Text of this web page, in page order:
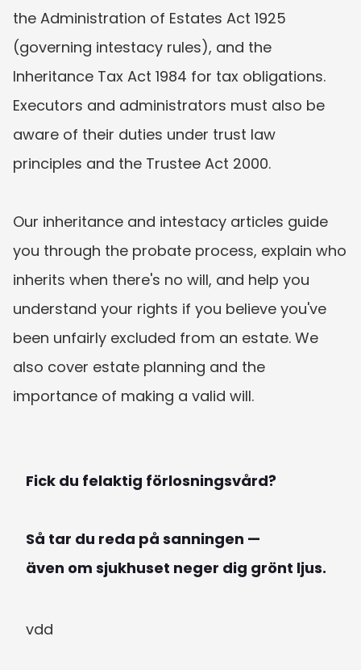
the Administration of Estates Act 1925
(governing intestacy rules), and the
Inheritance Tax Act 1984 for tax obligations.
Executors and administrators must also be
aware of their duties under trust law
principles and the Trustee Act 2000.
Our inheritance and intestacy articles guide
you through the probate process, explain who
inherits when there's no will, and help you
understand your rights if you believe you've
been unfairly excluded from an estate. We
also cover estate planning and the
importance of making a valid will.
Fick du felaktig förlosningsvård?
Så tar du reda på sanningen —
även om sjukhuset neger dig grönt ljus.
vdd